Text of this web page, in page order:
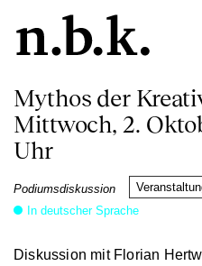
Mythos der
Mittwoch, 2.
Uhr
Podiumsdiskussion
In deutscher Sprache
Diskussion mit Florian